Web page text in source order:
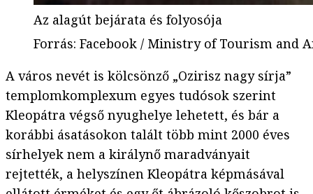
Az alagút bejárata és folyosója
Forrás: Facebook / Ministry of Tourism and
A város nevét is kölcsönző „Ozirisz nagy sírja”
templomkomplexum egyes tudósok szerint
Kleopátra végső nyughelye lehetett, és bár a
korábbi ásatásokon talált több mint 2000 éves
sírhelyek nem a királynő maradványait
rejtették, a helyszínen Kleopátra képmásával